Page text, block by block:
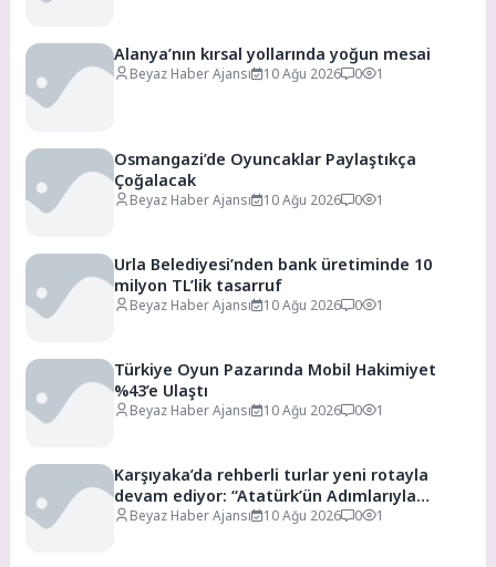
Alanya’nın kırsal yollarında yoğun mesai
Beyaz Haber Ajansı 10 Ağu 2026 0 1
Osmangazi’de Oyuncaklar Paylaştıkça
Çoğalacak
Beyaz Haber Ajansı 10 Ağu 2026 0 1
Urla Belediyesi’nden bank üretiminde 10
milyon TL’lik tasarruf
Beyaz Haber Ajansı 10 Ağu 2026 0 1
Türkiye Oyun Pazarında Mobil Hakimiyet
%43’e Ulaştı
Beyaz Haber Ajansı 10 Ağu 2026 0 1
Karşıyaka’da rehberli turlar yeni rotayla
devam ediyor: “Atatürk’ün Adımlarıyla
Karşıyaka”
Beyaz Haber Ajansı 10 Ağu 2026 0 1